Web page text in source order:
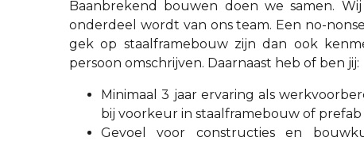
Baanbrekend bouwen doen we samen.
onderdeel wordt van ons team. Een no-
gek op staalframebouw zijn dan ook
persoon omschrijven. Daarnaast heb of ben jij:
Minimaal 3 jaar ervaring als
bij voorkeur in staalframebouw of
Gevoel voor constructies en